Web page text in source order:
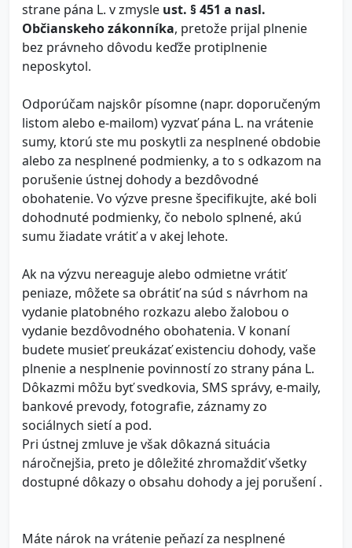
strane pána L. v zmysle ust. § 451 a nasl.
Občianskeho zákonníka, pretože prijal plnenie
bez právneho dôvodu keďže protiplnenie
neposkytol.
Odporúčam najskôr písomne (napr. doporučeným
listom alebo e-mailom) vyzvať pána L. na vrátenie
sumy, ktorú ste mu poskytli za nesplnené obdobie
alebo za nesplnené podmienky, a to s odkazom na
porušenie ústnej dohody a bezdôvodné
obohatenie. Vo výzve presne špecifikujte, aké boli
dohodnuté podmienky, čo nebolo splnené, akú
sumu žiadate vrátiť a v akej lehote.
Ak na výzvu nereaguje alebo odmietne vrátiť
peniaze, môžete sa obrátiť na súd s návrhom na
vydanie platobného rozkazu alebo žalobou o
vydanie bezdôvodného obohatenia. V konaní
budete musieť preukázať existenciu dohody, vaše
plnenie a nesplnenie povinností zo strany pána L.
Dôkazmi môžu byť svedkovia, SMS správy, e-maily,
bankové prevody, fotografie, záznamy zo
sociálnych sietí a pod.
Pri ústnej zmluve je však dôkazná situácia
náročnejšia, preto je dôležité zhromaždiť všetky
dostupné dôkazy o obsahu dohody a jej porušení .
Máte nárok na vrátenie peňazí za nesplnené